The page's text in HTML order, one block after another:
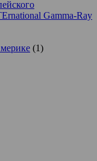
Gamma-Ray
(1)